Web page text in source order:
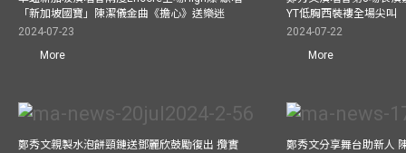
「新加坡國寶」陳潔儀金曲《擔心》送樂迷
2024-07-23
More
YT低胸西裝褸全場尖叫
2024-07-22
More
鄭秀文親製水泡餅頸鏈送鄧麗欣鼓勵復出 攬實
鄭秀文分享舞台助新人